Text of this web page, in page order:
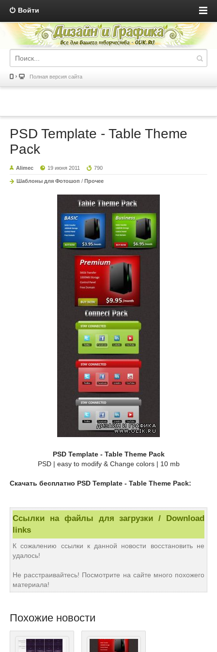
Войти
Полная версия сайта
PSD Template - Table Theme
Pack
Alimec 19 июня 2011 790
Шаблоны для Фотошоп / Прочее
PSD Template - Table Theme Pack
PSD | easy to modify & Change colors | 10 mb
Скачать бесплатно PSD Template - Table Theme Pack:
Ссылки на файлы для загрузки / Download
links
К сожалению ссылки к данной новости восстановить не
удалось!
Не расстраивайтесь! Посмотрите на сайте много похожего
материала!
Похожие новости